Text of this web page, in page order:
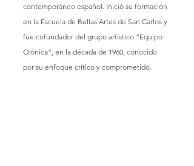
contemporáneo español. Inició su formación
en la Escuela de Bellas Artes de San Carlos y
fue cofundador del grupo artístico “Equipo
Crónica”, en la década de 1960, conocido
por su enfoque crítico y comprometido.